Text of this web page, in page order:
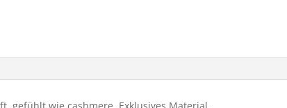
gefühlt wie cashmere. Exklusives Material.